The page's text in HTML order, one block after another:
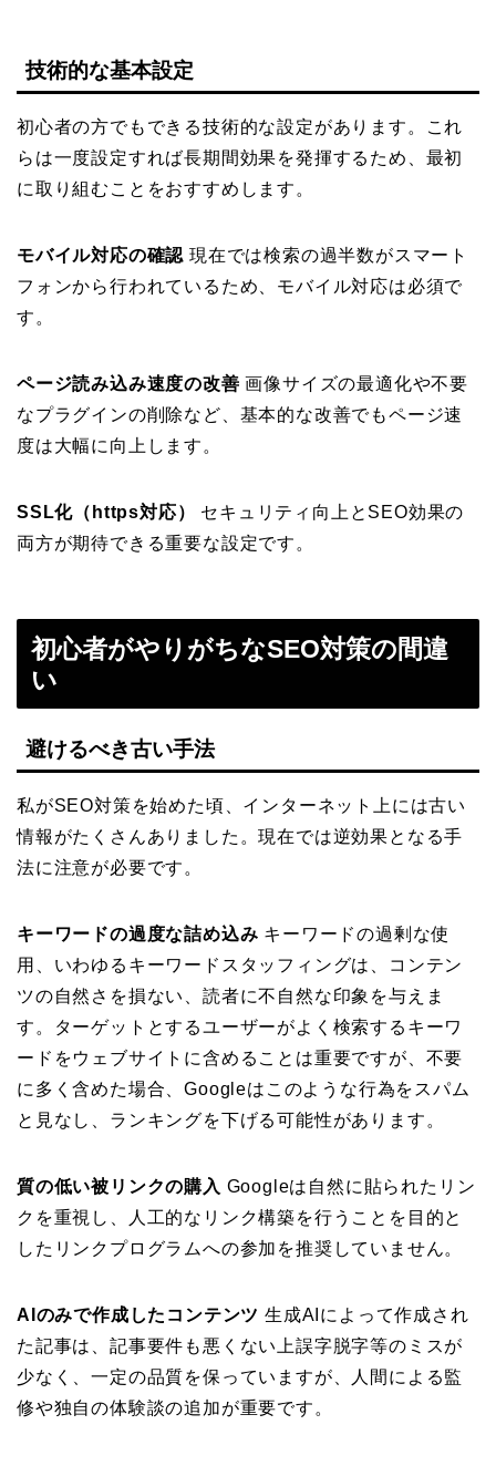
技術的な基本設定
初心者の方でもできる技術的な設定があります。これ
らは一度設定すれば長期間効果を発揮するため、最初
に取り組むことをおすすめします。
モバイル対応の確認 現在では検索の過半数がスマート
フォンから行われているため、モバイル対応は必須で
す。
ページ読み込み速度の改善 画像サイズの最適化や不要
なプラグインの削除など、基本的な改善でもページ速
度は大幅に向上します。
SSL化（https対応）
セキュリティ向上とSEO効果の
両方が期待できる重要な設定です。
初心者がやりがちなSEO対策の間違
い
避けるべき古い手法
私がSEO対策を始めた頃、インターネット上には古い
情報がたくさんありました。現在では逆効果となる手
法に注意が必要です。
キーワードの過度な詰め込み キーワードの過剰な使
用、いわゆるキーワードスタッフィングは、コンテン
ツの自然さを損ない、読者に不自然な印象を与えま
す。ターゲットとするユーザーがよく検索するキーワ
ードをウェブサイトに含めることは重要ですが、不要
に多く含めた場合、Googleはこのような行為をスパム
と見なし、ランキングを下げる可能性があります。
質の低い被リンクの購入 Googleは自然に貼られたリン
クを重視し、人工的なリンク構築を行うことを目的と
したリンクプログラムへの参加を推奨していません。
AIのみで作成したコンテンツ 生成AIによって作成され
た記事は、記事要件も悪くない上誤字脱字等のミスが
少なく、一定の品質を保っていますが、人間による監
修や独自の体験談の追加が重要です。